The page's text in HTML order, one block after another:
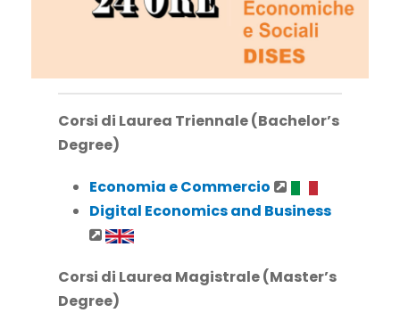
Corsi di Laurea Triennale (Bachelor’s
Degree)
Economia e Commercio
Digital Economics and Business
Corsi di Laurea Magistrale (Master’s
Degree)